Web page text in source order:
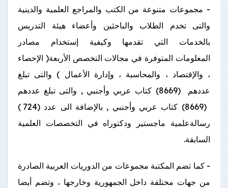
- مجموعات متنوعة من الكتب والمراجع العلمية والدينية
والتى تخدم الطلاب والباحثين وأعضاء هيئة التدريس
بالخدمات التي تقدمها وكيفية إستخدام مصادر
المعلومات المتوفرة في مجالات التخصص الأربعة( الإحصاء
، والإقتصاد ، والمحاسبة ، وإدارة الأعمال ) والتى تبلغ
عددهم (8669) كتاب عربي وأجنبي , والتى تبلغ عددهم
(8669) كتاب عربي وأجنبي , بالإضافة الى عدد (724 )
رسالةعلمية ماجستير ودكتوراه في التخصصات العلمية
السابقة.
- كما تضم المكتبة مجموعات من الدوريات العربية الصادرة
من جهات مختلفة داخل الجمهورية وخارجها ، وتضم أيضا